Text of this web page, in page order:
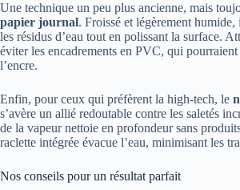
Une technique un peu plus ancienne, mais
papier journal. Froissé et légèrement
les résidus d’eau tout en polissant la surface.
éviter les encadrements en PVC, qui pourraient
l’encre.
Enfin, pour ceux qui préfèrent la high-tech, le
s’avère un allié redoutable contre les saletés
de la vapeur nettoie en profondeur sans
raclette intégrée évacue l’eau, minimisant les
Nos conseils pour un résultat parfait